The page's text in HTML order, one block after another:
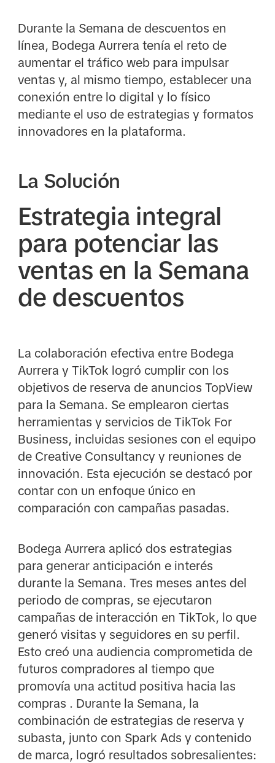
Durante la Semana de descuentos en
línea, Bodega Aurrera tenía el reto de
aumentar el tráfico web para impulsar
ventas y, al mismo tiempo, establecer una
conexión entre lo digital y lo físico
mediante el uso de estrategias y formatos
innovadores en la plataforma.
La Solución
Estrategia integral
para potenciar las
ventas en la Semana
de descuentos
La colaboración efectiva entre Bodega
Aurrera y TikTok logró cumplir con los
objetivos de reserva de anuncios TopView
para la Semana. Se emplearon ciertas
herramientas y servicios de TikTok For
Business, incluidas sesiones con el equipo
de Creative Consultancy y reuniones de
innovación. Esta ejecución se destacó por
contar con un enfoque único en
comparación con campañas pasadas.
Bodega Aurrera aplicó dos estrategias
para generar anticipación e interés
durante la Semana. Tres meses antes del
periodo de compras, se ejecutaron
campañas de interacción en TikTok, lo que
generó visitas y seguidores en su perfil.
Esto creó una audiencia comprometida de
futuros compradores al tiempo que
promovía una actitud positiva hacia las
compras . Durante la Semana, la
combinación de estrategias de reserva y
subasta, junto con Spark Ads y contenido
de marca, logró resultados sobresalientes: